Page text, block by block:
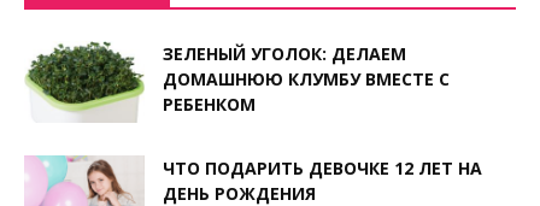
ЗЕЛЕНЫЙ УГОЛОК: ДЕЛАЕМ
ДОМАШНЮЮ КЛУМБУ ВМЕСТЕ С
РЕБЕНКОМ
ЧТО ПОДАРИТЬ ДЕВОЧКЕ 12 ЛЕТ НА
ДЕНЬ РОЖДЕНИЯ